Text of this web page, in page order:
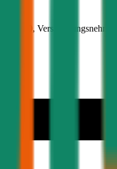
, Versicherungsnehmer